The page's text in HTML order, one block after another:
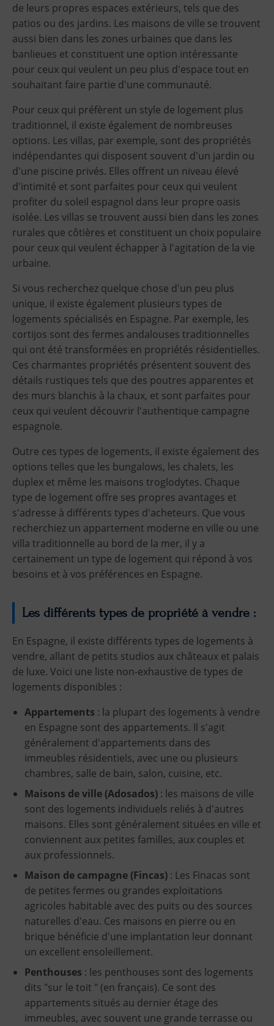
de leurs propres espaces extérieurs, tels que des
patios ou des jardins. Les maisons de ville se trouvent
aussi bien dans les zones urbaines que dans les
banlieues et constituent une option intéressante
pour ceux qui veulent un peu plus d'espace tout en
souhaitant faire partie d'une communauté.
Pour ceux qui préfèrent un style de logement plus
traditionnel, il existe également de nombreuses
options. Les villas, par exemple, sont des propriétés
indépendantes qui disposent souvent d'un jardin ou
d'une piscine privés. Elles offrent un niveau élevé
d'intimité et sont parfaites pour ceux qui veulent
profiter du soleil espagnol dans leur propre oasis
isolée. Les villas se trouvent aussi bien dans les zones
rurales que côtières et constituent un choix populaire
pour ceux qui veulent échapper à l'agitation de la vie
urbaine.
Si vous recherchez quelque chose d'un peu plus
unique, il existe également plusieurs types de
logements spécialisés en Espagne. Par exemple, les
cortijos sont des fermes andalouses traditionnelles
qui ont été transformées en propriétés résidentielles.
Ces charmantes propriétés présentent souvent des
détails rustiques tels que des poutres apparentes et
des murs blanchis à la chaux, et sont parfaites pour
ceux qui veulent découvrir l'authentique campagne
espagnole.
Outre ces types de logements, il existe également des
options telles que les bungalows, les chalets, les
duplex et même les maisons troglodytes. Chaque
type de logement offre ses propres avantages et
s'adresse à différents types d'acheteurs. Que vous
recherchiez un appartement moderne en ville ou une
villa traditionnelle au bord de la mer, il y a
certainement un type de logement qui répond à vos
besoins et à vos préférences en Espagne.
Les différents types de propriété à vendre :
En Espagne, il existe différents types de logements à
vendre, allant de petits studios aux châteaux et palais
de luxe. Voici une liste non-exhaustive de types de
logements disponibles :
Appartements : la plupart des logements à vendre
en Espagne sont des appartements. Il s'agit
généralement d'appartements dans des
immeubles résidentiels, avec une ou plusieurs
chambres, salle de bain, salon, cuisine, etc.
Maisons de ville (Adosados) : les maisons de ville
sont des logements individuels reliés à d'autres
maisons. Elles sont généralement situées en ville et
conviennent aux petites familles, aux couples et
aux professionnels.
Maison de campagne (Fincas) : Les Finacas sont
de petites fermes ou grandes exploitations
agricoles habitable avec des puits ou des sources
naturelles d'eau. Ces maisons en pierre ou en
brique bénéficie d'une implantation leur donnant
un excellent ensoleillement.
Penthouses : les penthouses sont des logements
dits "sur le toit " (en français). Ce sont des
appartements situés au dernier étage des
immeubles, avec souvent une grande terrasse ou